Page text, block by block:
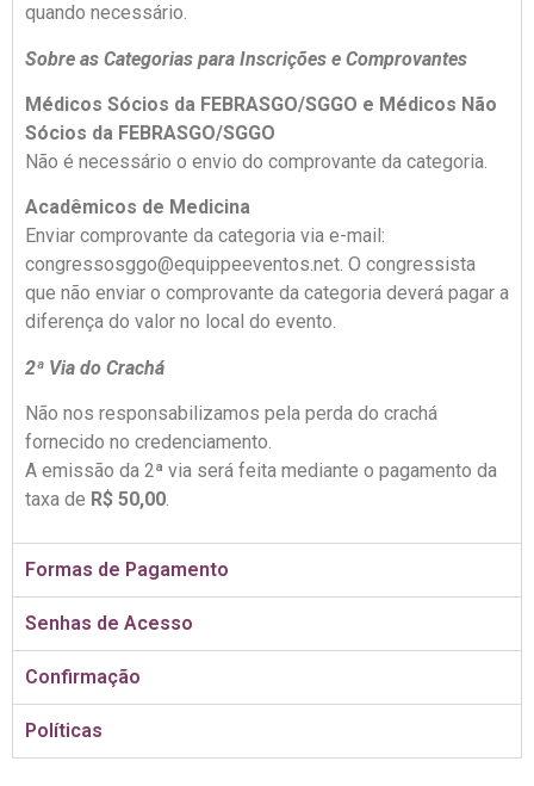
quando necessário.
Sobre as Categorias para Inscrições e Comprovantes
Médicos Sócios da FEBRASGO/SGGO e Médicos Não
Sócios da FEBRASGO/SGGO
Não é necessário o envio do comprovante da categoria.
Acadêmicos de Medicina
Enviar comprovante da categoria via e-mail:
congressosggo@equippeeventos.net. O congressista
que não enviar o comprovante da categoria deverá pagar a
diferença do valor no local do evento.
2ª Via do Crachá
Não nos responsabilizamos pela perda do crachá
fornecido no credenciamento.
A emissão da 2ª via será feita mediante o pagamento da
taxa de R$ 50,00.
Formas de Pagamento
Senhas de Acesso
Confirmação
Políticas